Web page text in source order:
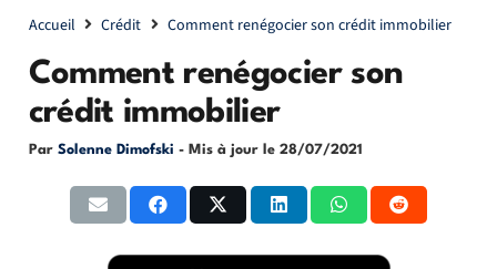
Accueil Crédit Comment renégocier son crédit immobilier
Comment renégocier son
crédit immobilier
Par Solenne Dimofski - Mis à jour le 28/07/2021